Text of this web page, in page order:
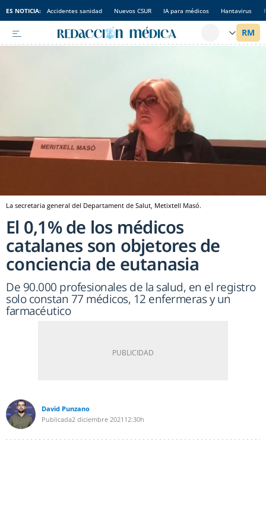
ES NOTICIA: Accidentes sanidad Nuevos CSUR IA para médicos Hantavirus
La secretaria general del Departament de Salut, Metixtell Masó.
El 0,1% de los médicos
catalanes son objetores de
conciencia de eutanasia
De 90.000 profesionales de la salud, en el registro
solo constan 77 médicos, 12 enfermeras y un
farmacéutico
David Punzano
Publicada2 diciembre 2021 12:30h